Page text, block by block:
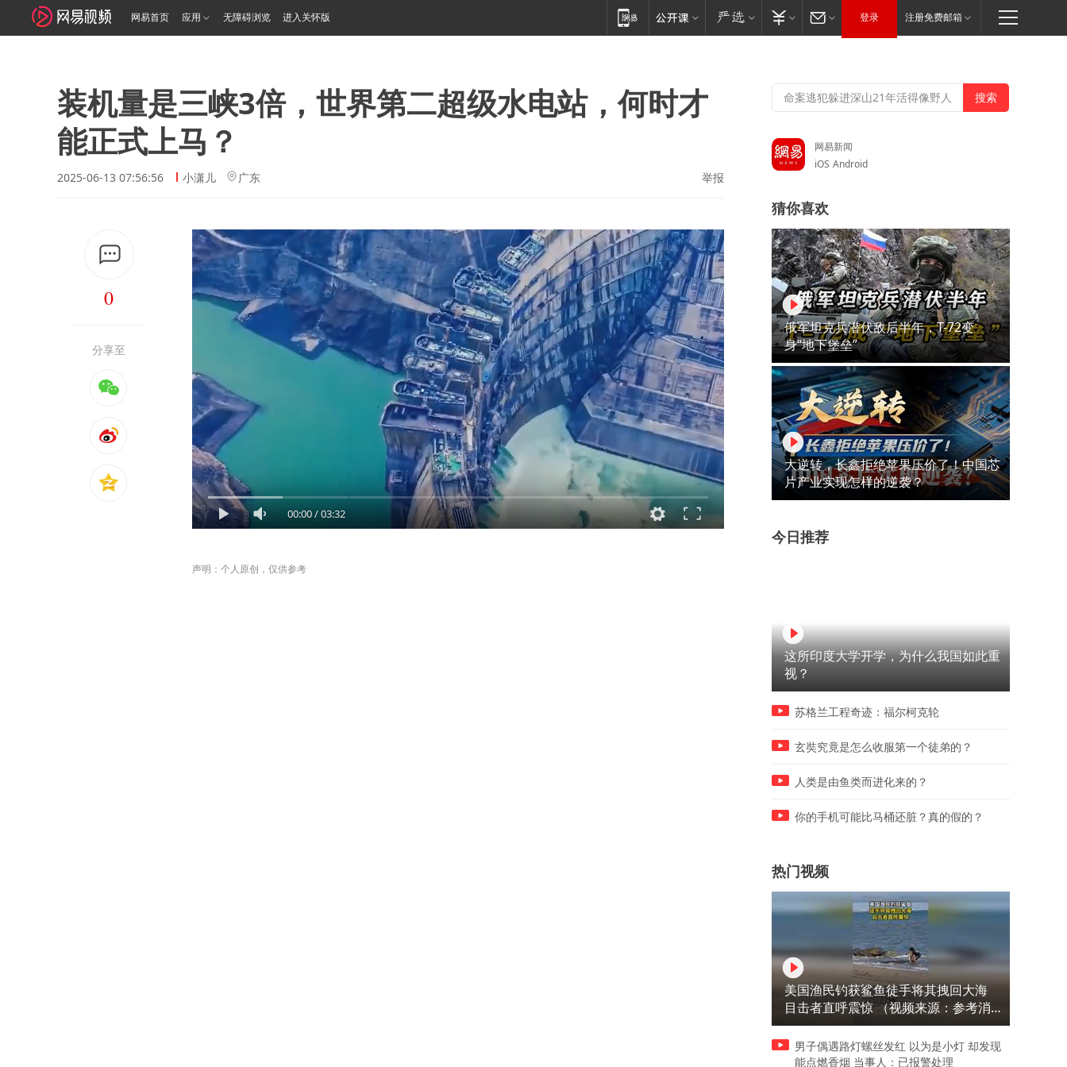
网易首页 应用 无障碍浏览 进入关怀版 登录 注册免费邮箱
装机量是三峡3倍，世界第二超级水电站，何时才
能正式上马？
2025-06-13 07:56:56 小潇儿 广东 举报
0
分享至
00:00/03:32
声明：个人原创，仅供参考
网易新闻
iOS Android
猜你喜欢
俄军坦克兵潜伏敌后半年，T-72变
身“地下堡垒”
大逆转，长鑫拒绝苹果压价了！中国芯
片产业实现怎样的逆袭？
今日推荐
这所印度大学开学，为什么我国如此重
视？
苏格兰工程奇迹：福尔柯克轮
玄奘究竟是怎么收服第一个徒弟的？
人类是由鱼类而进化来的？
你的手机可能比马桶还脏？真的假的？
热门视频
美国渔民钓获鲨鱼徒手将其拽回大海
目击者直呼震惊 （视频来源：参考消
息）
男子偶遇路灯螺丝发红 以为是小灯 却发现
能点燃香烟 当事人：已报警处理